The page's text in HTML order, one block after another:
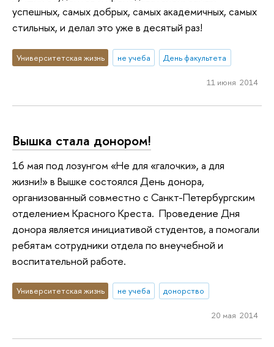
успешных, самых добрых, самых академичных, самых
стильных, и делал это уже в десятый раз!
Университетская жизнь не учеба День факультета
11 июня 2014
Вышка стала донором!
16 мая под лозунгом «Не для «галочки», а для
жизни!» в Вышке состоялся День донора,
организованный совместно с Санкт-Петербургским
отделением Красного Креста. Проведение Дня
донора является инициативой студентов, а помогали
ребятам сотрудники отдела по внеучебной и
воспитательной работе.
Университетская жизнь не учеба донорство
20 мая 2014